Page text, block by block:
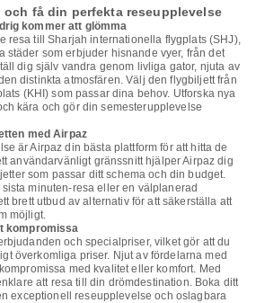
och få din perfekta reseupplevelse
kommer att glömma
resa till Sharjah internationella flygplats (SHJ),
städer som erbjuder hisnande vyer, från det
dig själv vandra genom livliga gator, njuta av
distinkta atmosfären. Välj den flygbiljett från
(KHI) som passar dina behov. Utforska nya
kära och gör din semesterupplevelse
med Airpaz
är Airpaz din bästa plattform för att hitta de
användarvänligt gränssnitt hjälper Airpaz dig
som passar ditt schema och din budget.
minuten-resa eller en välplanerad
brett utbud av alternativ för att säkerställa att
möjligt.
kompromissa
och specialpriser, vilket gör att du
överkomliga priser. Njut av fördelarna med
med kvalitet eller komfort. Med
att resa till din drömdestination. Boka ditt
exceptionell reseupplevelse och oslagbara